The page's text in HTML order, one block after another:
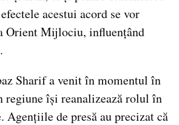
acestui acord se vor
Orient Mijlociu, influențând
Sharif a venit în momentul în
regiune își reanalizează rolul în
Agențiile de presă au precizat că